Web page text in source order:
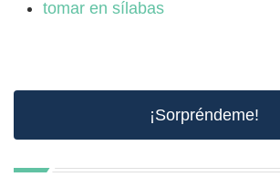
tomar en sílabas
¡Sorpréndeme!